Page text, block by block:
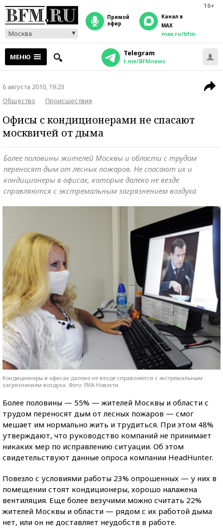
16+
Москва
прямой
эфир
Канал в
MAX
max.ru/bfm
МЕНЮ Telegram
t.me/BFMnews
6 августа 2010, 19:23
Общество
Происшествия
Офисы с кондиционерами не спасают
москвичей от дыма
Более половины жителей Москвы и области с трудом
переносят дым от лесных пожаров. Не спасают их и
кондиционеры в офисах, которые далеко не везде
справляются с экстремальным загрязнением воздуха
Кондиционеры в офисах далеко не везде справляются с экстремальным
загрязнением воздуха .Фото: РИА Новости
Более половины — 55% — жителей Москвы и области с
трудом переносят дым от лесных пожаров — смог
мешает им нормально жить и трудиться. При этом 48%
утверждают, что руководство компаний не принимает
никаких мер по исправлению ситуации. Об этом
свидетельствуют данные опроса компании HeadHunter.
Повезло с условиями работы 23% опрошенных — у них в
помещении стоят кондиционеры, хорошо налажена
вентиляция. Еще более везучими можно считать 22%
жителей Москвы и области — рядом с их работой дыма
нет, или он не доставляет неудобств в работе.